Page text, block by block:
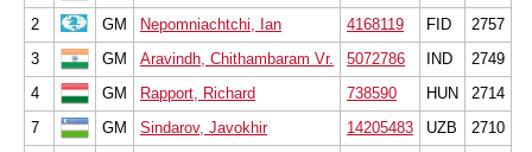
2
GM Nepomniachtchi, Ian 4168119 FID
2757
3
GM Aravindh, Chithambaram Vr. 5072786 IND
2749
4
GM Rapport, Richard 738590 HUN
2714
7
GM Sindarov, Javokhir 14205483 UZB
2710